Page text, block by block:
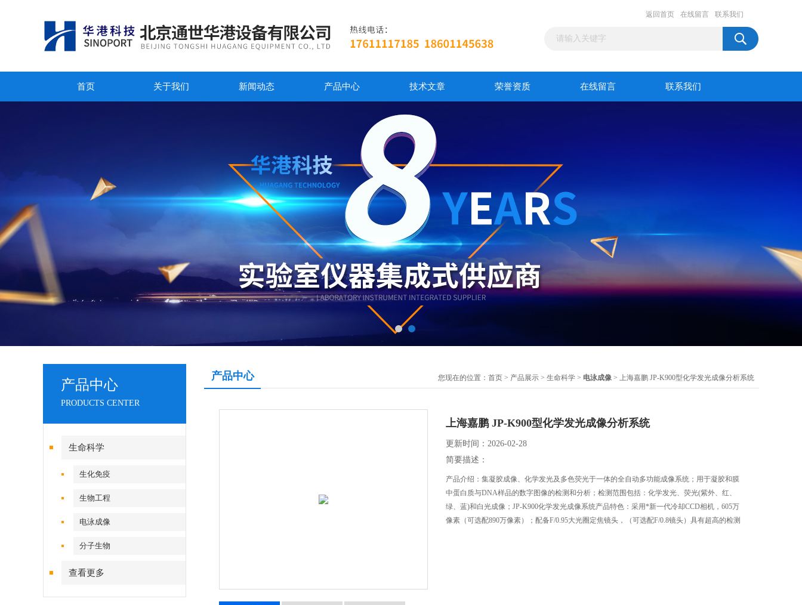
返回首页 在线留言 联系我们
首页 关于我们 新闻动态 产品中心 技术文章 荣誉资质 在线留言 联系我们
产品中心
PRODUCTS CENTER
生命科学
生化免疫
生物工程
电泳成像
分子生物
查看更多
产品中心 您现在的位置： 首页 > 产品展示 > 生命科学 > 电泳成像 > 上海嘉鹏 JP-K900型化学发光成像分析系统
上海嘉鹏 JP-K900型化学发光成像分析系统
更新时间：2026-02-28
简要描述：
产品介绍：集凝胶成像、化学发光及多色荧光于一体的全自动多功能成像系统；用于凝胶和膜
中蛋白质与DNA样品的数字图像的检测和分析；检测范围包括：化学发光、荧光(紫外、红、
绿、蓝)和白光成像；JP-K900化学发光成像系统产品特色：采用*新一代冷却CCD相机，605万
像素（可选配890万像素）；配备F/0.95大光圈定焦镜头，（可选配F/0.8镜头）具有超高的检测